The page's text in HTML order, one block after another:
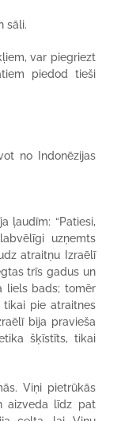
sāli.
var piegriezt
piedod tieši
no Indonēzijas
ļaudīm: “Patiesi,
uzņemts
atraitņu Izraēlī
trīs gadus un
liels bads; tomēr
tikai pie atraitnes
bija pravieša
šķīstīts, tikai
Viņi pietrūkās
aizveda līdz pat